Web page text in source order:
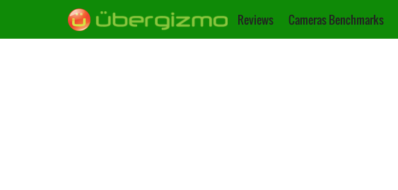
Reviews Cameras Benchmarks